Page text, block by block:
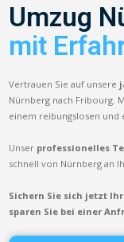
Umzug
mit
Vertrauen Sie auf unsere
Nürnberg nach Fribourg.
einem reibungslosen und
Unser professionelles
schnell von Nürnberg an
Sichern Sie sich jetzt
sparen Sie bei einer